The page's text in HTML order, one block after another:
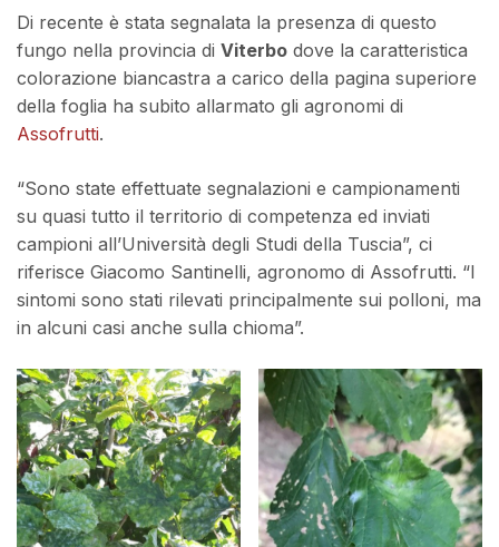
Di recente è stata segnalata la presenza di questo
fungo nella provincia di Viterbo dove la caratteristica
colorazione biancastra a carico della pagina superiore
della foglia ha subito allarmato gli agronomi di
Assofrutti.
“Sono state effettuate segnalazioni e campionamenti
su quasi tutto il territorio di competenza ed inviati
campioni all’Università degli Studi della Tuscia”, ci
riferisce Giacomo Santinelli, agronomo di Assofrutti. “I
sintomi sono stati rilevati principalmente sui polloni, ma
in alcuni casi anche sulla chioma”.